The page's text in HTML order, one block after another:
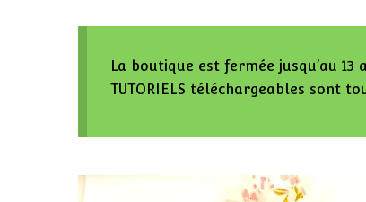
La boutique est fermée jusqu’au
TUTORIELS téléchargeables sont